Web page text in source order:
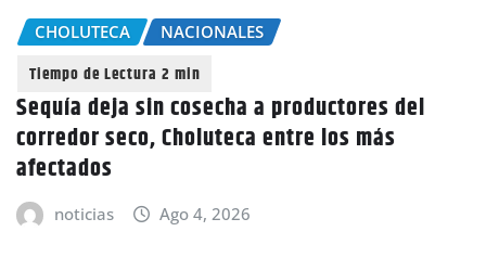
CHOLUTECA NACIONALES
Sequía deja sin cosecha a productores del
corredor seco, Choluteca entre los más
afectados
noticias Ago 4, 2026